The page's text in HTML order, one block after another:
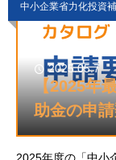
中小企業省力化投資
2025.05.7
【2025年
助金の申